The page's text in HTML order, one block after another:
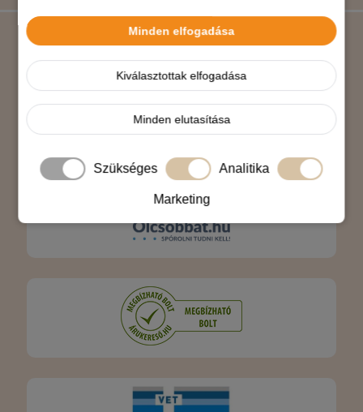
Minden elfogadása
Kiválasztottak elfogadása
Minden elutasítása
Szükséges Analitika
Marketing
Árukereső.hu